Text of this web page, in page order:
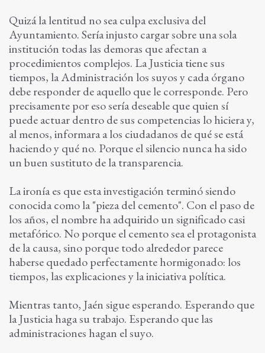
Quizá la lentitud no sea culpa exclusiva del
Ayuntamiento. Sería injusto cargar sobre una sola
institución todas las demoras que afectan a
procedimientos complejos. La Justicia tiene sus
tiempos, la Administración los suyos y cada órgano
debe responder de aquello que le corresponde. Pero
precisamente por eso sería deseable que quien sí
puede actuar dentro de sus competencias lo hiciera y,
al menos, informara a los ciudadanos de qué se está
haciendo y qué no. Porque el silencio nunca ha sido
un buen sustituto de la transparencia.
La ironía es que esta investigación terminó siendo
conocida como la "pieza del cemento". Con el paso de
los años, el nombre ha adquirido un significado casi
metafórico. No porque el cemento sea el protagonista
de la causa, sino porque todo alrededor parece
haberse quedado perfectamente hormigonado: los
tiempos, las explicaciones y la iniciativa política.
Mientras tanto, Jaén sigue esperando. Esperando que
la Justicia haga su trabajo. Esperando que las
administraciones hagan el suyo.